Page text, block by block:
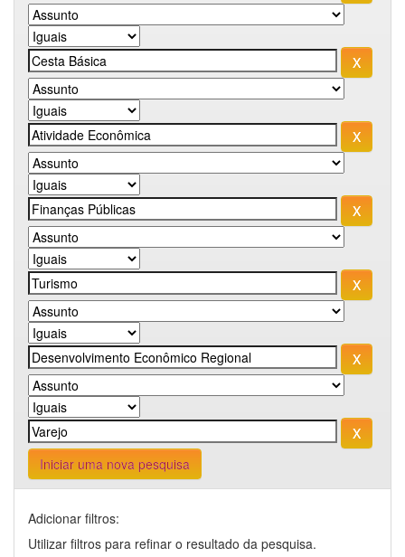
Iniciar uma nova pesquisa
Adicionar filtros:
Utilizar filtros para refinar o resultado da pesquisa.